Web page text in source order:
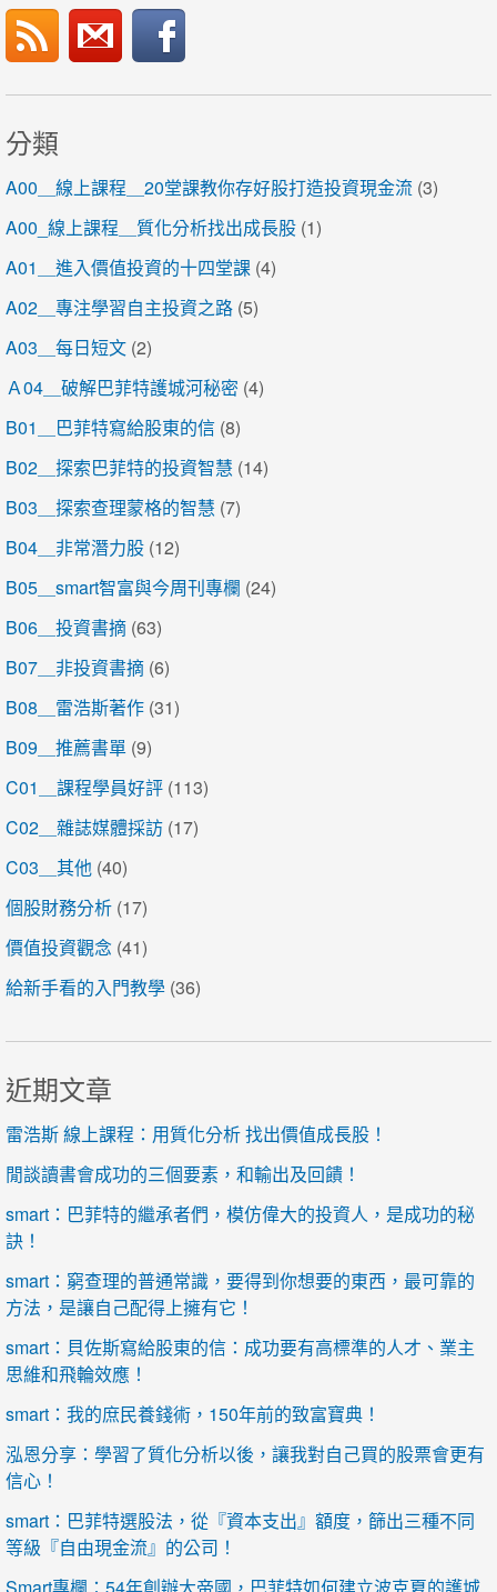
分類
A00＿線上課程＿20堂課教你存好股打造投資現金流 (3)
A00_線上課程＿質化分析找出成長股 (1)
A01＿進入價值投資的十四堂課 (4)
A02＿專注學習自主投資之路 (5)
A03＿每日短文 (2)
Ａ04＿破解巴菲特護城河秘密 (4)
B01＿巴菲特寫給股東的信 (8)
B02＿探索巴菲特的投資智慧 (14)
B03＿探索查理蒙格的智慧 (7)
B04＿非常潛力股 (12)
B05＿smart智富與今周刊專欄 (24)
B06＿投資書摘 (63)
B07＿非投資書摘 (6)
B08＿雷浩斯著作 (31)
B09＿推薦書單 (9)
C01＿課程學員好評 (113)
C02＿雜誌媒體採訪 (17)
C03＿其他 (40)
個股財務分析 (17)
價值投資觀念 (41)
給新手看的入門教學 (36)
近期文章
雷浩斯 線上課程：用質化分析 找出價值成長股！
閒談讀書會成功的三個要素，和輸出及回饋！
smart：巴菲特的繼承者們，模仿偉大的投資人，是成功的秘
訣！
smart：窮查理的普通常識，要得到你想要的東西，最可靠的
方法，是讓自己配得上擁有它！
smart：貝佐斯寫給股東的信：成功要有高標準的人才、業主
思維和飛輪效應！
smart：我的庶民養錢術，150年前的致富寶典！
泓恩分享：學習了質化分析以後，讓我對自己買的股票會更有
信心！
smart：巴菲特選股法，從『資本支出』額度，篩出三種不同
等級『自由現金流』的公司！
Smart專欄：54年創辦大帝國，巴菲特如何建立波克夏的護城